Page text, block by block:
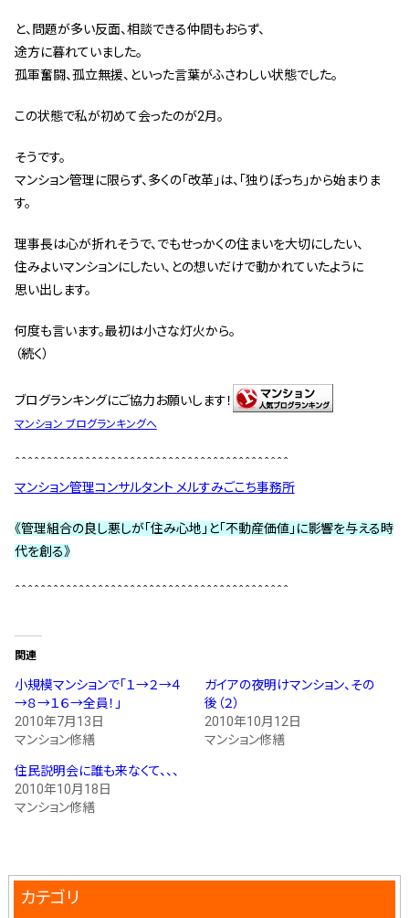
と、問題が多い反面、相談できる仲間もおらず、
途方に暮れていました。
孤軍奮闘、孤立無援、といった言葉がふさわしい状態でした。
この状態で私が初めて会ったのが2月。
そうです。
マンション管理に限らず、多くの「改革」は、「独りぼっち」から始まりま
す。
理事長は心が折れそうで、でもせっかくの住まいを大切にしたい、
住みよいマンションにしたい、との想いだけで動かれていたように
思い出します。
何度も言います。最初は小さな灯火から。
（続く）
ブログランキングにご協力お願いします！
マンション ブログランキングへ
マンション管理コンサルタント メルすみごこち事務所
《管理組合の良し悪しが「住み心地」と「不動産価値」に影響を与える時
代を創る》
関連
小規模マンションで｢１→２→４
→８→１６→全員！｣
2010年7月13日
マンション修繕
ガイアの夜明けマンション、その
後（２）
2010年10月12日
マンション修繕
住民説明会に誰も来なくて、、、
2010年10月18日
マンション修繕
カテゴリ